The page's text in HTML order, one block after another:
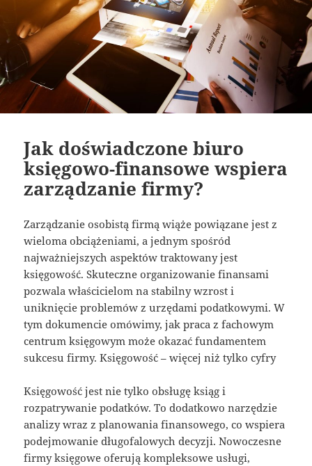
Jak doświadczone biuro
księgowo-finansowe wspiera
zarządzanie firmy?
Zarządzanie osobistą firmą wiąże powiązane jest z
wieloma obciążeniami, a jednym spośród
najważniejszych aspektów traktowany jest
księgowość. Skuteczne organizowanie finansami
pozwala właścicielom na stabilny wzrost i
uniknięcie problemów z urzędami podatkowymi. W
tym dokumencie omówimy, jak praca z fachowym
centrum księgowym może okazać fundamentem
sukcesu firmy. Księgowość – więcej niż tylko cyfry
Księgowość jest nie tylko obsługę ksiąg i
rozpatrywanie podatków. To dodatkowo narzędzie
analizy wraz z planowania finansowego, co wspiera
podejmowanie długofalowych decyzji. Nowoczesne
firmy księgowe oferują kompleksowe usługi,